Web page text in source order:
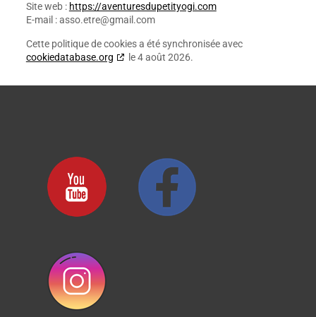
Site web : https://aventuresdupetityogi.com
E-mail :asso.etre@gmail.com
Cette politique de cookies a été synchronisée avec
cookiedatabase.org
le 4 août 2026.